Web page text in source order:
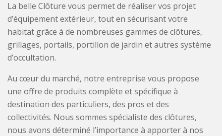
La belle Clôture vous permet de réaliser vos projet
d’équipement extérieur, tout en sécurisant votre
habitat grâce à de nombreuses gammes de clôtures,
grillages, portails, portillon de jardin et autres système
d’occultation.
Au cœur du marché, notre entreprise vous propose
une offre de produits complète et spécifique à
destination des particuliers, des pros et des
collectivités. Nous sommes spécialiste des clôtures,
nous avons déterminé l’importance à apporter à nos